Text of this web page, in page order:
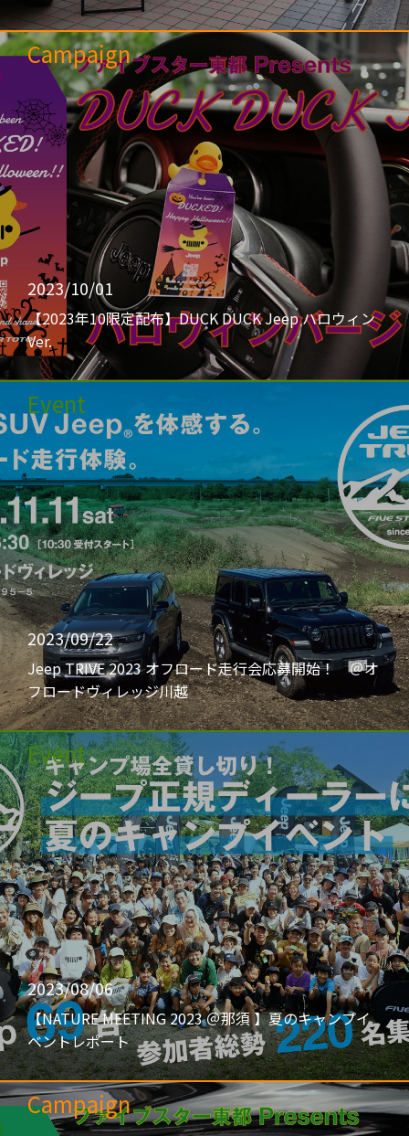
Campaign
2023/10/01
【2023年10限定配布】DUCK DUCK Jeep ハロウィン
Ver.
Event
2023/09/22
Jeep TRIVE 2023 オフロード走行会応募開始！ ＠オ
フロードヴィレッジ川越
Event
2023/08/06
【NATURE MEETING 2023 ＠那須 】夏のキャンプイ
ベントレポート
Campaign